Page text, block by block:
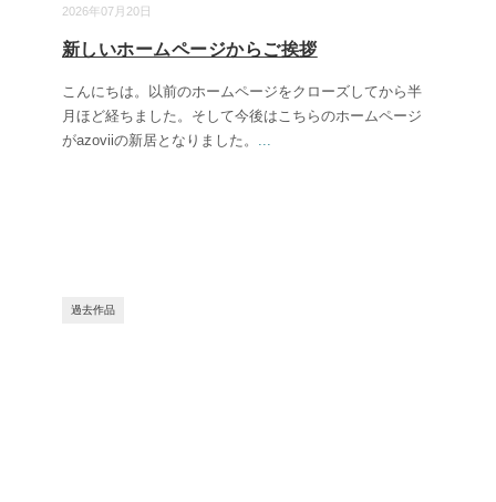
2026年07月20日
新しいホームページからご挨拶
こんにちは。以前のホームページをクローズしてから半
月ほど経ちました。そして今後はこちらのホームページ
がazoviiの新居となりました。 ...
過去作品